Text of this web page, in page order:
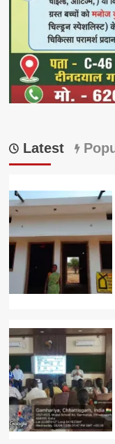
Latest